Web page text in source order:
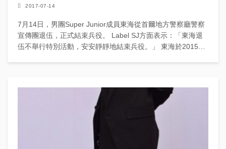
2017-07-14
7月14日，男團Super Junior成員東海從首爾地方警察廳警察
宣傳團退伍，正式結束兵役。 Label SJ方面表示：「東海退
伍不舉行特別活動，安安靜靜地結束兵役。」 東海於2015年